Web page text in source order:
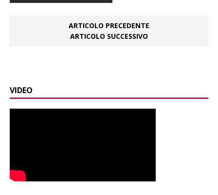
ARTICOLO PRECEDENTE
ARTICOLO SUCCESSIVO
VIDEO